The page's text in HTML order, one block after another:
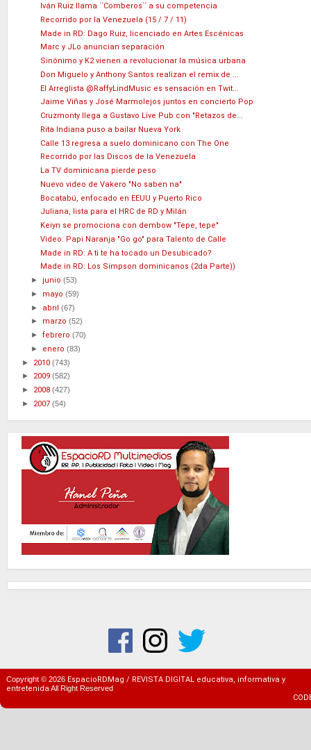
Iván Ruiz llama ´´Comberos´´ a su competencia
Recorrido por la Venezuela (15 / 7 / 11)
Made in RD: Dago Ruiz, licenciado en Artes Escénicas
Marc y JLo anuncian separación
Sinónimo y K2 vienen a revolucionar la música urbana
Don Miguelo y Anthony Santos realizan el remix de ...
El Arreglista @RaffyLindMusic es sensación en Twit...
Jaime Viñas y José Marmolejos juntos en concierto Pop
Cruzmonty llega a Gustavo Live Pub con "Retazos de...
Rita Indiana puso a bailar Nueva York
Calle 13 regresa a suelo dominicano con The One
Recorrido por las Discos de la Venezuela
La TV dominicana pierde peso
Nuevo video de Vakero "No saben na"
Bocatabú, enfocado en EEUU y Puerto Rico
Juliana, lista para el HRC de RD y Milán
Keiyn se promociona con dembow "Tepe, tepe"
Video: Papi Naranja "Go go" para Talento de Calle
Made in RD: A ti te ha tocado un Desubicado?
Made in RD: Los Simpson dominicanos (2da Parte))
►junio(53)
► mayo(59)
► abril(67)
► marzo(52)
►febrero(70)
► enero(83)
► 2010 (743)
► 2009 (582)
► 2008 (427)
► 2007 (54)
Copyright © 2026 EspacioRDMag / REVISTA DIGITAL educativa, informativa y
entretenidaAll Right Reserved